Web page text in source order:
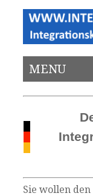
MENU
Sie wollen